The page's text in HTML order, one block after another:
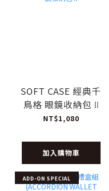
SOFT CASE 經典千
鳥格 眼鏡收納包 Ⅱ
NT$1,080
加入購物車
ADD-ON SPECIAL